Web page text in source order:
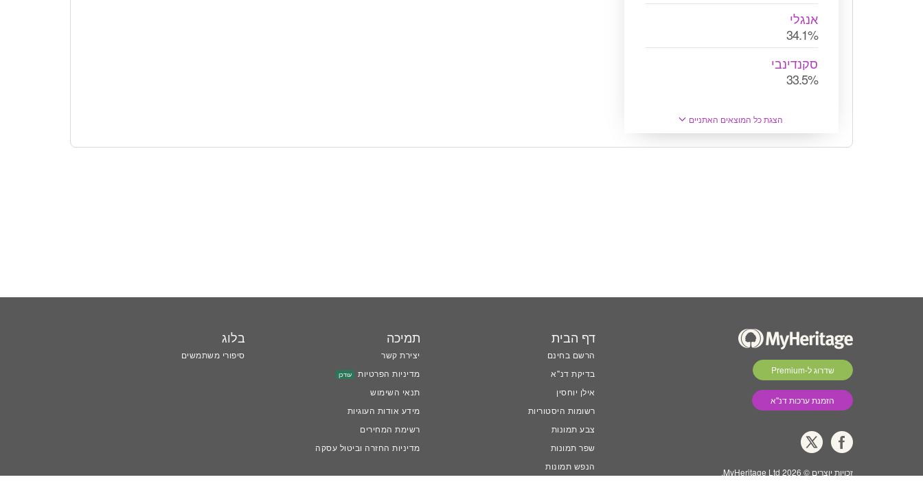
אנגלי
34.1%
סקנדינבי
33.5%
הצגת כל המוצאים האתניים
שדרוג ל-Premium
הזמנת ערכות דנ''א
זכויות יוצרים © 2026 MyHeritage Ltd.
דף הבית
הרשם בחינם
בדיקת דנ''א
אילן יוחסין
רשומות היסטוריות
צבע תמונות
שפר תמונות
הנפש תמונות
תמיכה
יצירת קשר
מדיניות הפרטיות
עודכן
תנאי השימוש
מידע אודות העוגיות
רשימת המחירים
מדיניות החזרה וביטול עסקה
בלוג
סיפורי משתמשים